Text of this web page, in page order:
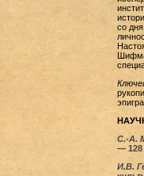
со
С.-А.
— 128
И.В.